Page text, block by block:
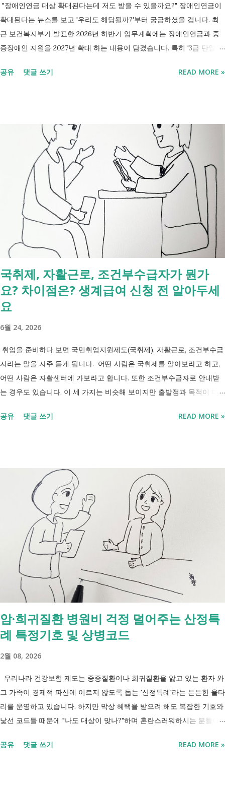
"장애인연금 대상 확대된다는데 저도 받을 수 있을까요?" 장애인연금이
확대된다는 뉴스를 보고 '우리도 해당될까?'부터 궁금하셨을 겁니다. 최
근 보건복지부가 발표한 2026년 하반기 업무계획에는 장애인연금과 중
증장애인 지원을 2027년 확대 하는 내용이 담겼습니다. 특히 '3급 단일장
포함되면서 많은 분들이 관심을 갖고 있습니다. 이번 글에서는 장애인과
일 발표된 보건복지부 업무계획에 담긴 내용은 무엇인가요? 2027년 보건
복지부의 업무계획에 담긴 장애인관련은 어떤 내용이 있는지 살펴보겠습
니다. 정부 업무계획 내용 추진 시기 3급 단일장애까지 장애인연금 지급
2027년 중증장애인 생계급여 부양의무자 기준 폐지 2027년 하반기 활동
지원서비스 65세 이후 선택권 보장 2027년 7월 최중증 발달장애인 24시
간 긴급돌봄 확대 확대 추진 장애인 공공일자리 지속 확대 계속 추진 ※
업무계획에 담긴 내용으로, 법 개정과 예산 반영 등을 거쳐 시행될 예정
입니다. 부모와 함께 살아도 장애인연금을 받을 수 있을까요? 이번 보건
복지부 업무계획이 발표된 뒤 많은 분들이 질문하셨습니다. "부모와 같이
살면 장애인연금을 받을 수 없나요?" "혼자 살아야만 받을 수 있는 건가
요?" 결론부터 말씀드리면 부모와 함께 거주한다는 이유만으로 장애인연
금을 받을 수 없는 것은 아닙니다. 많은 분들이 이번 업무계획에 포함된
'중증장애인 생계급여 부양의무자 기준 폐지' 와 장애인연금 을 같은 제도
연금 생계급여 목적 장애로 인한 ...
공유 댓글 쓰기 READ MORE »
국취제, 자활근로, 조건부수급자가 뭔가
요? 차이점은? 생계급여 신청 전 알아두세
요
6월 24, 2026
취업을 준비하다 보면 국민취업지원제도(국취제), 자활근로, 조건부수급
자라는 말을 자주 듣게 됩니다. 어떤 사람은 국취제를 알아보라고 하고,
어떤 사람은 자활센터에 가보라고 합니다. 또한 조건부수급자로 안내받
는 경우도 있습니다. 이 세 가지는 비슷해 보이지만 출발점과 목적이 다
것조차 포기하고 싶어집니다. 그래서 포기하지 않길 바라는 마음에 쉽게
눈에 비교해 보세요 구분 국민취업지원제도 자활근로 조건부수급자 운영
고용노동부 보건복지부·지자체 보건복지부·지자체 대상 취업을 원하는
저소득층, 청년, 중장년 수급자 및 차상위계층 근로능력이 있는 생계급여
수급자 목적 취업 지원 자립 준비 수급 유지 조건 관리 지원 상담, 훈련,
수당 자활사업 참여, 자활급여 자활사업 또는 취업지원 참여 참여 여부
신청 상황에 따라 참여 사실상 의무 즉, 국민취업제도 는 취업을 준비하
는 사람을 돕는 제도입니다. 자활근로 는 일한 기회를 제공하면서 자립을
지원하는 제도입니다. 조건부수급자 는 하나의 제도라기보다 생계급여를
받는 과정에서 일정한 참여 의무가 있는 상태를 말합니다. [조건부과 생
계급여 바로가기] - [2026 최신] 근로능력 있어도 생계급여 받는 법? 조
건부과유예·제시유예 취업을 준비하는 청년이라면? 국민취업지원제도 A
씨는 29세입니다. 현재 직장이 없고 취업을 준비하고 있습니다. 생활이
들이 가장 먼저 알아보는 것이 국민취업지원제도 입니다. 고용센터를 통
해 취업 상담을 받고, 직업훈련에 참여하고, 요건에 따라 구직촉진수당을
받을 수도 있기 때문입니다. 중요한 점은 실제 목표가 취업이라는 ...
공유 댓글 쓰기 READ MORE »
암·희귀질환 병원비 걱정 덜어주는 산정특
례 특정기호 및 상병코드
2월 08, 2026
우리나라 건강보험 제도는 중증질환이나 희귀질환을 앓고 있는 환자 와
그 가족이 경제적 파산에 이르지 않도록 돕는 '산정특례'라는 든든한 울타
리를 운영하고 있습니다. 하지만 막상 혜택을 받으려 해도 복잡한 기호와
낯선 코드들 때문에 "나도 대상이 맞나?"하며 혼란스러워하시는 분들이
닙니다. 여러분의 병원비를 90%에서 최대 95%까지 국가가 대신 부담해
공유 댓글 쓰기 READ MORE »